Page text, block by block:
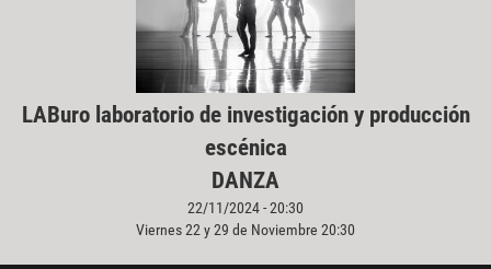
LABuro laboratorio de investigación y producción
escénica
DANZA
22/11/2024 - 20:30
Viernes 22 y 29 de Noviembre 20:30